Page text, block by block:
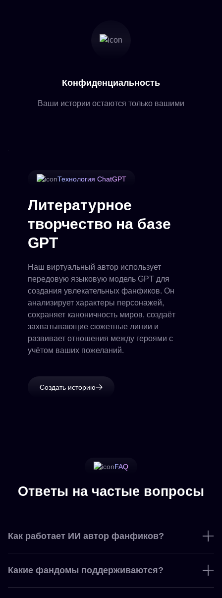
Конфиденциальность
Ваши истории остаются только вашими
Технология ChatGPT
Литературное
творчество на базе
GPT
Наш виртуальный автор использует
передовую языковую модель GPT для
создания увлекательных фанфиков. Он
анализирует характеры персонажей,
сохраняет каноничность миров, создаёт
захватывающие сюжетные линии и
развивает отношения между героями с
учётом ваших пожеланий.
Создать историю
FAQ
Ответы на частые вопросы
Как работает ИИ автор фанфиков?
Какие фандомы поддерживаются?